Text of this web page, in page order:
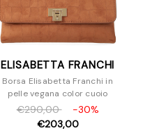
ELISABETTA FRANCHI
Borsa Elisabetta Franchi in
pelle vegana color cuoio
€290,00
-30%
€203,00